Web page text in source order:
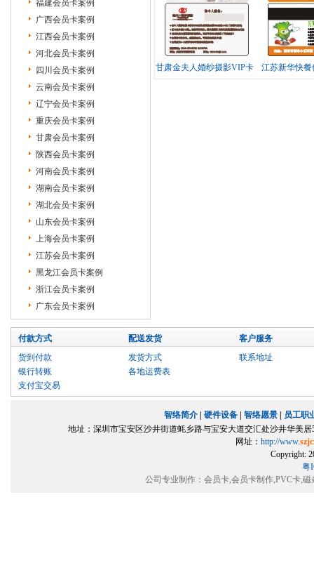
甘肃金夫人婚纱摄影VIP卡
制作
江苏新华快
福建会员卡案例
广西会员卡案例
江西会员卡案例
河北会员卡案例
四川会员卡案例
云南会员卡案例
辽宁会员卡案例
重庆会员卡案例
甘肃会员卡案例
陕西会员卡案例
河南会员卡案例
湖南会员卡案例
湖北会员卡案例
山东会员卡案例
上海会员卡案例
江苏会员卡案例
黑龙江会员卡案例
浙江会员卡案例
广东会员卡案例
付款方式
货到付款
银行转账
支付宝交易
配送发货
发货方式
各地运费表
客户服务
联系地址
智络简介| 硬件设备| 智络愿景|
员工职
地址：深圳市宝安区沙井街道蚝乡路与宝安大道交汇处沙井华美居
网址： http://www.
Copyright:
粤
公司专业制作：会员卡,会员卡制作,PVC卡,